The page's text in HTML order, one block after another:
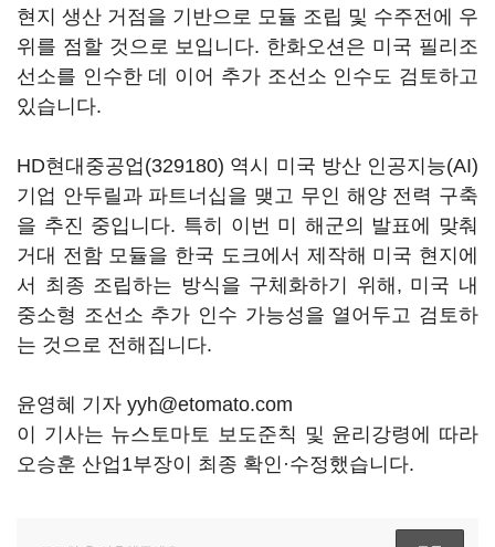
현지 생산 거점을 기반으로 모듈 조립 및 수주전에 우
위를 점할 것으로 보입니다. 한화오션은 미국 필리조
선소를 인수한 데 이어 추가 조선소 인수도 검토하고
있습니다.
HD현대중공업(329180) 역시 미국 방산 인공지능(AI)
기업 안두릴과 파트너십을 맺고 무인 해양 전력 구축
을 추진 중입니다. 특히 이번 미 해군의 발표에 맞춰
거대 전함 모듈을 한국 도크에서 제작해 미국 현지에
서 최종 조립하는 방식을 구체화하기 위해, 미국 내
중소형 조선소 추가 인수 가능성을 열어두고 검토하
는 것으로 전해집니다.
윤영혜 기자 yyh@etomato.com
이 기사는 뉴스토마토 보도준칙 및 윤리강령에 따라
오승훈 산업1부장이 최종 확인·수정했습니다.